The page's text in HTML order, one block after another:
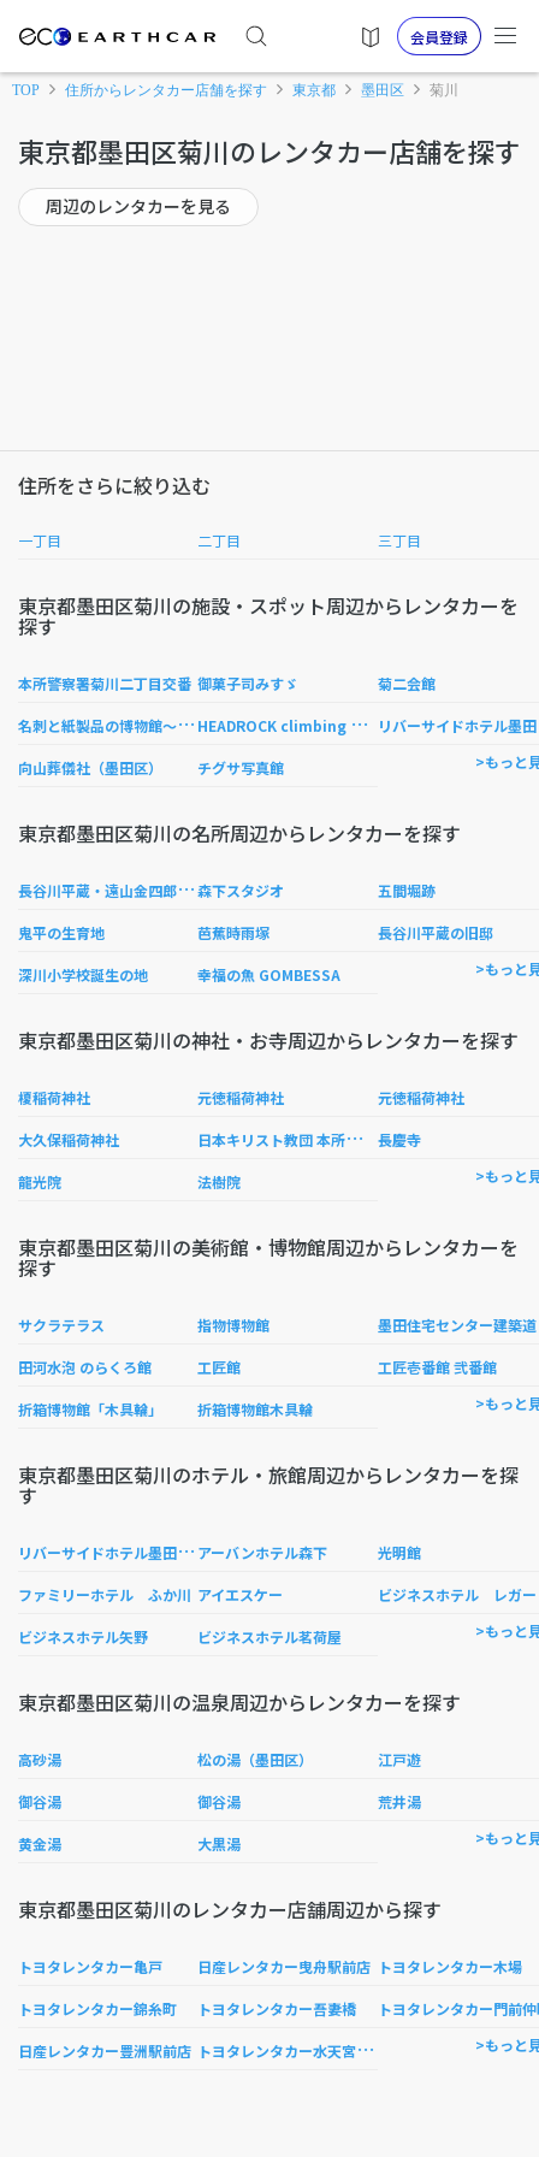
会員登録
TOP 住所からレンタカー店舗を探す 東京都 墨田区 菊川
東京都墨田区菊川のレンタカー店舗を探す
周辺のレンタカーを見る
住所をさらに絞り込む
一丁目 二丁目 三丁目
東京都墨田区菊川の施設・スポット周辺からレンタカーを
探す
本所警察署菊川二丁目交番 御菓子司みすゞ 菊二会館
名
刺と紙製品の博物館〜SAKURA TERRACE〜 H
EADROCK climbing gym（ヘッドロック クライミングジム） バ
向山葬儀社（墨田区） チグサ写真館 >もっと
東京都墨田区菊川の名所周辺からレンタカーを探す
長
谷川平蔵・遠山金四郎住居跡森下スタジオ 五間堀跡
鬼平の生育地 芭蕉時雨塚 長谷川平蔵の旧邸
深川小学校誕生の地 幸福の魚 GOMBESSA >もっと
東京都墨田区菊川の神社・お寺周辺からレンタカーを探す
榎稲荷神社 元徳稲荷神社 元徳稲荷神社
大久保稲荷神社 日
本キリスト教団 本所緑星教会 長慶寺
龍光院 法樹院 >もっと
東京都墨田区菊川の美術館・博物館周辺からレンタカーを
探す
サクラテラス 指物博物館 田
田河水泡 のらくろ館 工匠館 工匠壱番館 弐番館
折箱博物館「木具輪」 折箱博物館木具輪 >もっと
東京都墨田区菊川のホテル・旅館周辺からレンタカーを探
す
リ
バーサイドホテル墨田・江東 アーバンホテル森下 光明館
ファミリーホテル ふか川 アイエスケー ビジネスホテル レガー
ビジネスホテル矢野 ビジネスホテル茗荷屋 >もっと
東京都墨田区菊川の温泉周辺からレンタカーを探す
高砂湯 松の湯（墨田区） 江戸遊
御谷湯 御谷湯 荒井湯
黄金湯 大黒湯 >もっと
東京都墨田区菊川のレンタカー店舗周辺から探す
トヨタレンタカー亀戸 日産レンタカー曳舟駅前店 トヨタレンタカー木場
トヨタレンタカー錦糸町 トヨタレンタカー吾妻橋 トヨタレンタカー門前
日産レンタカー豊洲駅前店 ト
ヨタレンタカー水天宮T-CAT >もっと